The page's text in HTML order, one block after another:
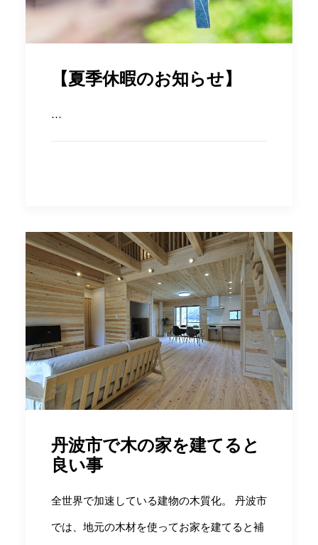
【夏季休暇のお知らせ】
…
丹波市で木の家を建てると
良い事
全世界で加速している建物の木質化。 丹波市
では、地元の木材を使ってお家を建てると補